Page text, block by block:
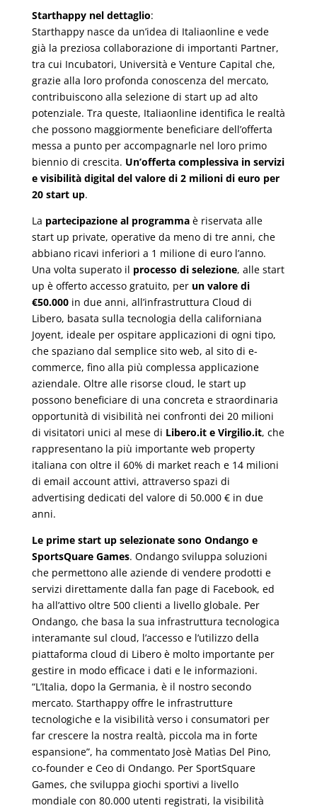
Starthappy nel dettaglio:
Starthappy nasce da un’idea di Italiaonline e vede
già la preziosa collaborazione di importanti Partner,
tra cui Incubatori, Università e Venture Capital che,
grazie alla loro profonda conoscenza del mercato,
contribuiscono alla selezione di start up ad alto
potenziale. Tra queste, Italiaonline identifica le realtà
che possono maggiormente beneficiare dell’offerta
messa a punto per accompagnarle nel loro primo
biennio di crescita. Un’offerta complessiva in servizi
e visibilità digital del valore di 2 milioni di euro per
20 start up.
La partecipazione al programmaè riservata alle
start up private, operative da meno di tre anni, che
abbiano ricavi inferiori a 1 milione di euro l’anno.
Una volta superato il processo di selezione, alle start
up è offerto accesso gratuito, per un valore di
€50.000in due anni, all’infrastruttura Cloud di
Libero, basata sulla tecnologia della californiana
Joyent, ideale per ospitare applicazioni di ogni tipo,
che spaziano dal semplice sito web, al sito di e-
commerce, fino alla più complessa applicazione
aziendale. Oltre alle risorse cloud, le start up
possono beneficiare di una concreta e straordinaria
opportunità di visibilità nei confronti dei 20 milioni
di visitatori unici al mese di Libero.it e Virgilio.it, che
rappresentano la più importante web property
italiana con oltre il 60% di market reach e 14 milioni
di email account attivi, attraverso spazi di
advertising dedicati del valore di 50.000 € in due
anni.
Le prime start up selezionate sono Ondango e
SportsQuare Games. Ondango sviluppa soluzioni
che permettono alle aziende di vendere prodotti e
servizi direttamente dalla fan page di Facebook, ed
ha all’attivo oltre 500 clienti a livello globale. Per
Ondango, che basa la sua infrastruttura tecnologica
interamante sul cloud, l’accesso e l’utilizzo della
piattaforma cloud di Libero è molto importante per
gestire in modo efficace i dati e le informazioni.
“L’Italia, dopo la Germania, è il nostro secondo
mercato. Starthappy offre le infrastrutture
tecnologiche e la visibilità verso i consumatori per
far crescere la nostra realtà, piccola ma in forte
espansione”, ha commentato Josè Matìas Del Pino,
co-founder e Ceo di Ondango. Per SportSquare
Games, che sviluppa giochi sportivi a livello
mondiale con 80.000 utenti registrati, la visibilità